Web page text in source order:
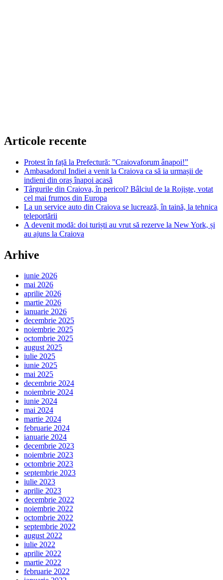
Articole recente
Protest în față la Prefectură: ”Craiovaforum ânapoi!”
Ambasadorul Indiei a venit la Craiova ca să ia urmașii de
indieni din oraș înapoi acasă
Târgurile din Craiova, în pericol? Bâlciul de la Rojiște, votat
cel mai frumos din Europa
La un service auto din Craiova se lucrează, în taină, la tehnica
teleportării
A devenit modă: doi turiști au vrut să rezerve la New York, și
au ajuns la Craiova
Arhive
iunie 2026
mai 2026
aprilie 2026
martie 2026
ianuarie 2026
decembrie 2025
noiembrie 2025
octombrie 2025
august 2025
iulie 2025
iunie 2025
mai 2025
decembrie 2024
noiembrie 2024
iunie 2024
mai 2024
martie 2024
februarie 2024
ianuarie 2024
decembrie 2023
noiembrie 2023
octombrie 2023
septembrie 2023
iulie 2023
aprilie 2023
decembrie 2022
noiembrie 2022
octombrie 2022
septembrie 2022
august 2022
iulie 2022
aprilie 2022
martie 2022
februarie 2022